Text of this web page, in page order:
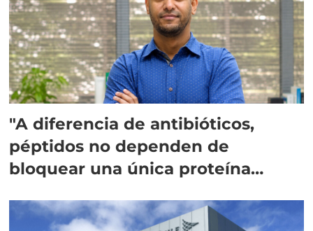
"A diferencia de antibióticos,
péptidos no dependen de
bloquear una única proteína